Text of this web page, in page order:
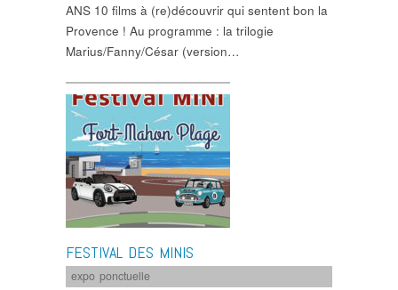
ANS 10 films à (re)découvrir qui sentent bon la
Provence ! Au programme : la trilogie
Marius/Fanny/César (version…
FESTIVAL DES MINIS
expo ponctuelle